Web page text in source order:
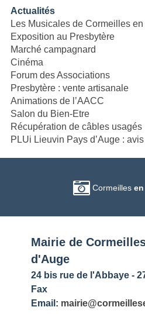
Actualités
Les Musicales de Cormeilles en
Exposition au Presbytère
Marché campagnard
Cinéma
Forum des Associations
Presbytère : vente artisanale
Animations de l’AACC
Salon du Bien-Etre
Récupération de câbles usagés
PLUi Lieuvin Pays d’Auge :
Cormeilles
Mairie de
d'Auge
24 bis rue de l'Abbaye -
Fax
Email: